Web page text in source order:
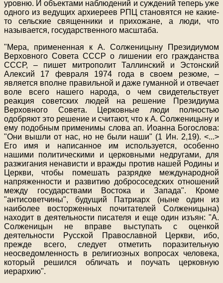
уровню. И объектами наблюдений и суждений теперь уже
одного из ведущих архиереев РПЦ становятся не какие-
то сельские священники и прихожане, а люди, что
называется, государственного масштаба.
"Мера, примененная к А. Солженицыну Президиумом
Верховного Совета СССР о лишении его гражданства
СССР, – пишет митрополит Таллинский и Эстонский
Алексий 17 февраля 1974 года в своем резюме, –
является вполне правильной и даже гуманной и отвечает
воле всего нашего народа, о чем свидетельствует
реакция советских людей на решение Президиума
Верховного Совета. Церковные люди полностью
одобряют это решение и считают, что к А. Солженицыну и
ему подобным применимы слова ап. Иоанна Богослова:
"Они вышли от нас, но не были наши" (1 Ин. 2,19). <...>
Его имя и написанное им используется, особенно
нашими политическими и церковными недругами, для
разжигания ненависти и вражды против нашей Родины и
Церкви, чтобы помешать разрядке международной
напряженности и развитию добрососедских отношений
между государствами Востока и Запада". Кроме
"антисоветчины", будущий Патриарх (ныне один из
наиболее восторженных почитателей Солженицына)
находит в деятельности писателя и еще один изъян: "А.
Солженицын не вправе выступать с оценкой
деятельности Русской Православной Церкви, ибо,
прежде всего, следует отметить поразительную
неосведомленность в религиозных вопросах человека,
который решился обличать и поучать церковную
иерархию".